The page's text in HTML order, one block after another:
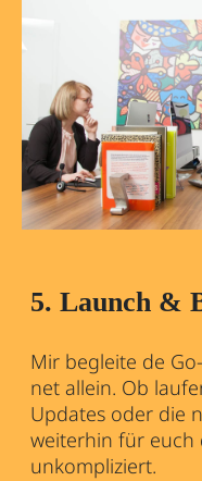
5. Launch &
Mir begleite de
net allein. Ob
Updates oder die
weiterhin für euch
unkompliziert.